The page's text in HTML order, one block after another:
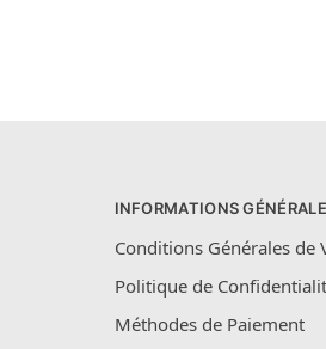
INFORMATIONS
Conditions Générales de
Politique de
Méthodes de Paiement